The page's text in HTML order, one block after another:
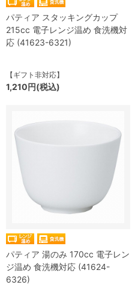
パティア スタッキングカップ
215cc 電子レンジ温め 食洗機対
応 (41623-6321)
【ギフト非対応】
1,210円(税込)
パティア 湯のみ 170cc 電子レン
ジ温め 食洗機対応 (41624-
6326)